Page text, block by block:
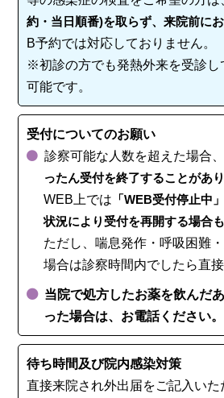
約・当日順番)を取らず、来院前にお
B予約では対応しておりません。
※初診の方でも発熱外来を受診し
可能です。
受付についてのお願い
診察可能な人数を超えた場合、
ったん受付を終了することがあり
WEB上では 「WEB受付停止中
状況により受付を再開する場合も
ただし、喘息発作・呼吸困難
場合は診察時間内でしたら直
当院で処方したお薬を飲んだ
った場合は、お電話ください。
待ち時間及び院内感染対策
直接来院され外出届をご記入いた